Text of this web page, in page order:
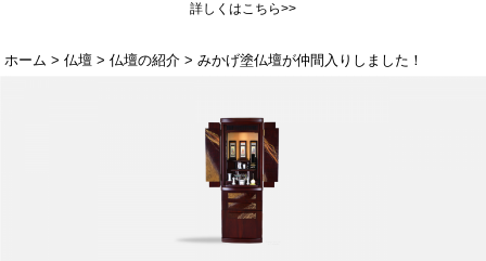
詳しくはこちら>>
ホーム >仏壇 >仏壇の紹介 > みかげ塗仏壇が仲間入りしました！